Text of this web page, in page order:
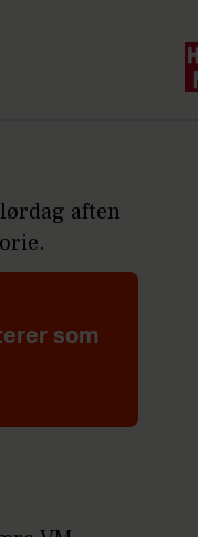
aften
som